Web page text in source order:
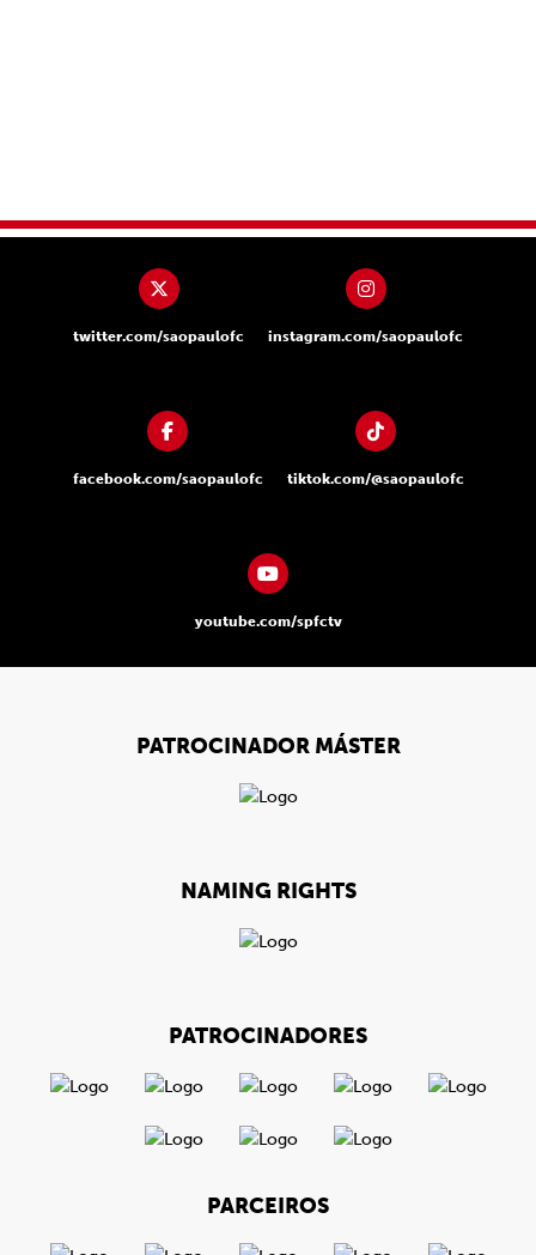
twitter.com/saopaulofc instagram.com/saopaulofc
facebook.com/saopaulofc tiktok.com/@saopaulofc
youtube.com/spfctv
PATROCINADOR MÁSTER
NAMING RIGHTS
PATROCINADORES
PARCEIROS